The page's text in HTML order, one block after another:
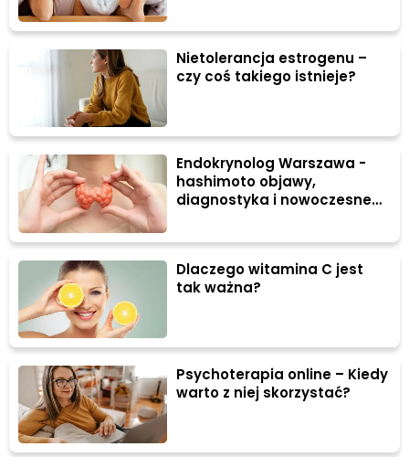
Nietolerancja estrogenu –
czy coś takiego istnieje?
Endokrynolog Warszawa -
hashimoto objawy,
diagnostyka i nowoczesne
Dlaczego witamina C jest
tak ważna?
Psychoterapia online – Kiedy
warto z niej skorzystać?